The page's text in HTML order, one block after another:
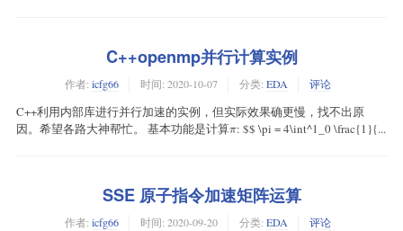
C++openmp并行计算实例
作者: icfg66 时间: 2020-10-07 分类: EDA 评论
C++利用内部库进行并行加速的实例，但实际效果确更慢，找不出原
因。希望各路大神帮忙。 基本功能是计算π: $$ \pi = 4\int^1_0 \frac{1}{...
SSE 原子指令加速矩阵运算
作者: icfg66 时间: 2020-09-20 分类: EDA 评论